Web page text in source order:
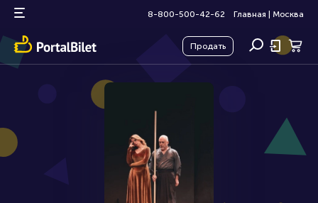
8-800-500-42-62 Главная Москва
Продать